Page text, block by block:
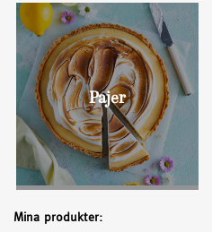
Pajer
Mina produkter: